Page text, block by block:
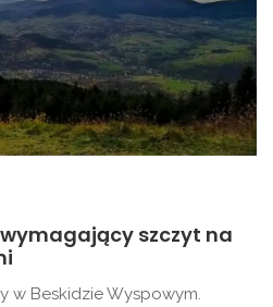
wymagający szczyt na
w Beskidzie Wyspowym.